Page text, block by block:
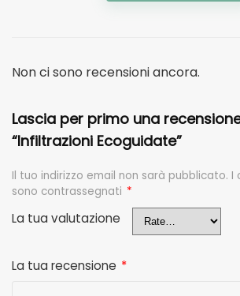
Non ci sono recensioni ancora.
Lascia per primo una
“Infiltrazioni Ecoguidate”
Il tuo indirizzo email non sarà pubblicato. I
sono contrassegnati *
La tua valutazione
La tua recensione *